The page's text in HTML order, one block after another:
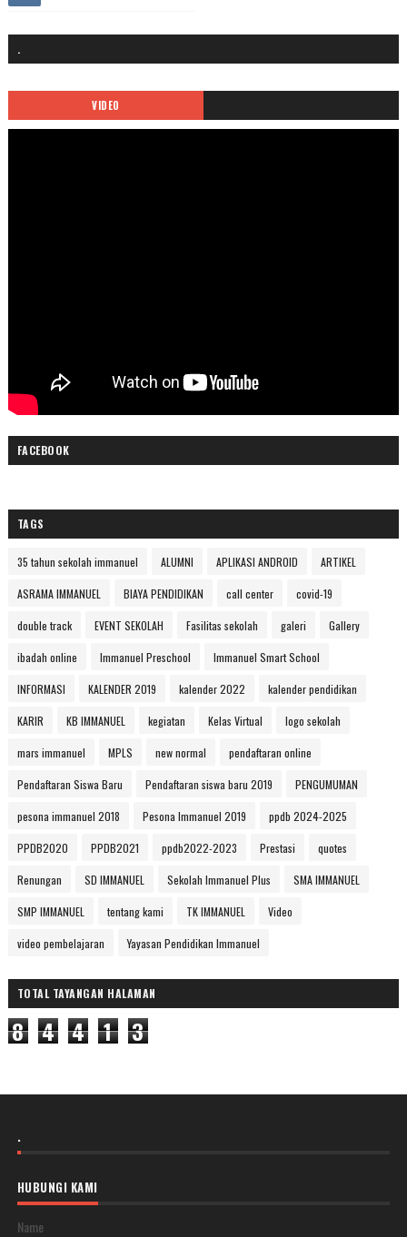
.
VIDEO
FACEBOOK
TAGS
35 tahun sekolah immanuel ALUMNI APLIKASI ANDROID ARTIKEL
ASRAMA IMMANUEL BIAYA PENDIDIKAN call center covid-19
double track EVENT SEKOLAH Fasilitas sekolah galeri Gallery
ibadah online Immanuel Preschool Immanuel Smart School
INFORMASI KALENDER 2019 kalender 2022 kalender pendidikan
KARIR KB IMMANUEL kegiatan Kelas Virtual logo sekolah
mars immanuel MPLS new normal pendaftaran online
Pendaftaran Siswa Baru Pendaftaran siswa baru 2019 PENGUMUMAN
pesona immanuel 2018 Pesona Immanuel 2019 ppdb 2024-2025
PPDB2020 PPDB2021 ppdb2022-2023 Prestasi quotes
Renungan SD IMMANUEL Sekolah Immanuel Plus SMA IMMANUEL
SMP IMMANUEL tentang kami TK IMMANUEL Video
video pembelajaran Yayasan Pendidikan Immanuel
TOTAL TAYANGAN HALAMAN
8 4 4 1 3
.
HUBUNGI KAMI
Name